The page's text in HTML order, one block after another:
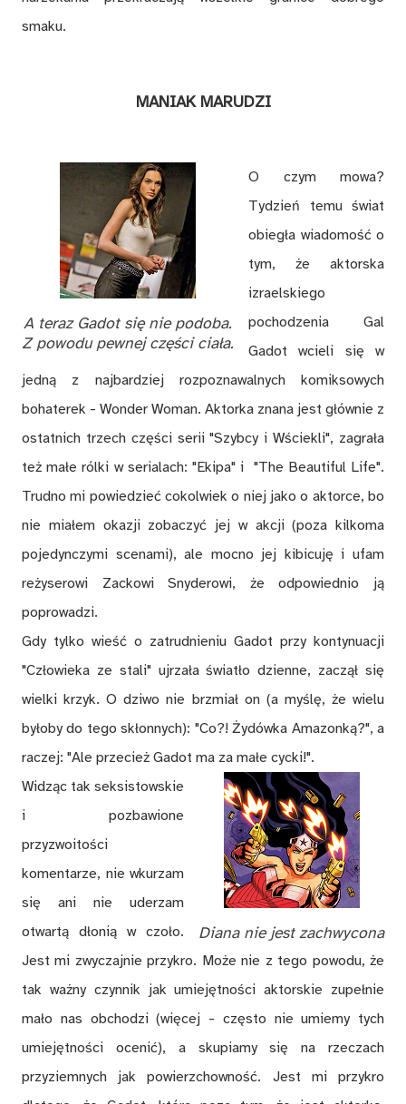
smaku.
MANIAK MARUDZI
A teraz Gadot się nie podoba.
Z powodu pewnej części ciała.
O czym mowa?
Tydzień temu świat
obiegła wiadomość o
tym, że aktorska
izraelskiego
pochodzenia Gal
Gadot wcieli się w
jedną z najbardziej rozpoznawalnych komiksowych
bohaterek - Wonder Woman. Aktorka znana jest głównie z
ostatnich trzech części serii "Szybcy i Wściekli", zagrała
też małe rólki w serialach: "Ekipa" i "The Beautiful Life".
Trudno mi powiedzieć cokolwiek o niej jako o aktorce, bo
nie miałem okazji zobaczyć jej w akcji (poza kilkoma
pojedynczymi scenami), ale mocno jej kibicuję i ufam
reżyserowi Zackowi Snyderowi, że odpowiednio ją
poprowadzi.
Gdy tylko wieść o zatrudnieniu Gadot przy kontynuacji
"Człowieka ze stali" ujrzała światło dzienne, zaczął się
wielki krzyk. O dziwo nie brzmiał on (a myślę, że wielu
byłoby do tego skłonnych): "Co?! Żydówka Amazonką?", a
raczej: "Ale przecież Gadot ma za małe cycki!".
Diana nie jest zachwycona
Widząc tak seksistowskie
i pozbawione
przyzwoitości
komentarze, nie wkurzam
się ani nie uderzam
otwartą dłonią w czoło.
Jest mi zwyczajnie przykro. Może nie z tego powodu, że
tak ważny czynnik jak umiejętności aktorskie zupełnie
mało nas obchodzi (więcej - często nie umiemy tych
umiejętności ocenić), a skupiamy się na rzeczach
przyziemnych jak powierzchowność. Jest mi przykro